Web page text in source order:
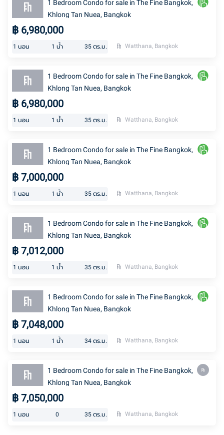
1 Bedroom Condo for sale in The Fine Bangkok,
Khlong Tan Nuea, Bangkok
฿ 6,980,000
1 นอน 1 น้ำ 35 ตร.ม. Watthana, Bangkok
1 Bedroom Condo for sale in The Fine Bangkok,
Khlong Tan Nuea, Bangkok
฿ 6,980,000
1 นอน 1 น้ำ 35 ตร.ม. Watthana, Bangkok
1 Bedroom Condo for sale in The Fine Bangkok,
Khlong Tan Nuea, Bangkok
฿ 7,000,000
1 นอน 1 น้ำ 35 ตร.ม. Watthana, Bangkok
1 Bedroom Condo for sale in The Fine Bangkok,
Khlong Tan Nuea, Bangkok
฿ 7,012,000
1 นอน 1 น้ำ 35 ตร.ม. Watthana, Bangkok
1 Bedroom Condo for sale in The Fine Bangkok,
Khlong Tan Nuea, Bangkok
฿ 7,048,000
1 นอน 1 น้ำ 34 ตร.ม. Watthana, Bangkok
1 Bedroom Condo for sale in The Fine Bangkok,
Khlong Tan Nuea, Bangkok
฿ 7,050,000
1 นอน 0 35 ตร.ม. Watthana, Bangkok